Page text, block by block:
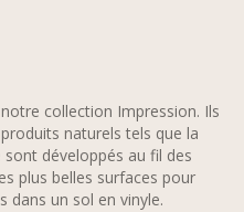
collection Impression. Ils
naturels tels que la
développés au fil des
plus belles surfaces pour
dans un sol en vinyle.